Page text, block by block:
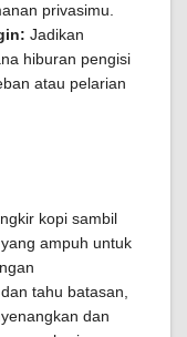
privasimu.
Jadikan
hiburan pengisi
atau pelarian
kopi sambil
ampuh untuk
tahu batasan,
dan